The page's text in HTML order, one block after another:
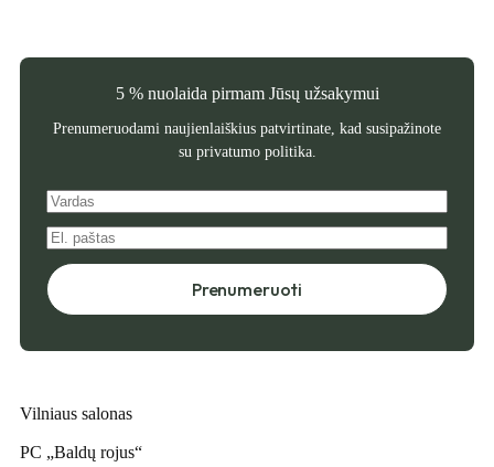
5 % nuolaida pirmam Jūsų užsakymui
Prenumeruodami naujienlaiškius patvirtinate, kad susipažinote
su privatumo politika.
Prenumeruoti
Vilniaus salonas
PC „Baldų rojus“